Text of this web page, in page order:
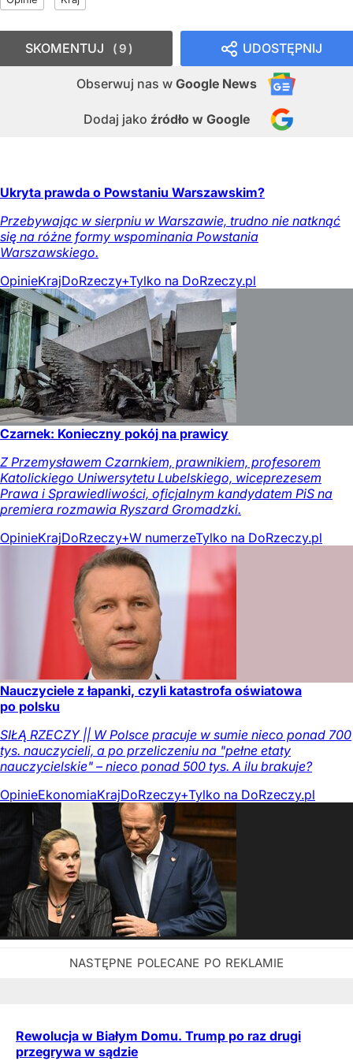
UDOSTĘPNIJ
Obserwuj nas w Google News
Dodaj jako źródło w Google
SKOMENTUJ 9
Ukryta prawda o Powstaniu Warszawskim?
Przebywając w sierpniu w Warszawie, trudno nie natknąć
się na różne formy wspominania Powstania
Warszawskiego.
OpinieKrajDoRzeczy+Tylko na DoRzeczy.pl
Czarnek: Konieczny pokój na prawicy
Z Przemysławem Czarnkiem, prawnikiem, profesorem
Katolickiego Uniwersytetu Lubelskiego, wiceprezesem
Prawa i Sprawiedliwości, oficjalnym kandydatem PiS na
premiera rozmawia Ryszard Gromadzki.
OpinieKrajDoRzeczy+W numerzeTylko na DoRzeczy.pl
Nauczyciele z łapanki, czyli katastrofa oświatowa
po polsku
SIŁĄ RZECZY || W Polsce pracuje w sumie nieco ponad 700
tys. nauczycieli, a po przeliczeniu na "pełne etaty
nauczycielskie" – nieco ponad 500 tys. A ilu brakuje?
OpinieEkonomiaKrajDoRzeczy+Tylko na DoRzeczy.pl
Rewolucja w Białym Domu. Trump po raz drugi
przegrywa w sądzie